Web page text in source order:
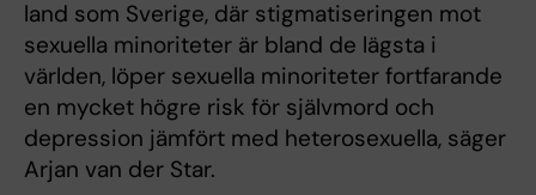
land som Sverige, där stigmatiseringen mot
sexuella minoriteter är bland de lägsta i
världen, löper sexuella minoriteter fortfarande
en mycket högre risk för självmord och
depression jämfört med heterosexuella, säger
Arjan van der Star.